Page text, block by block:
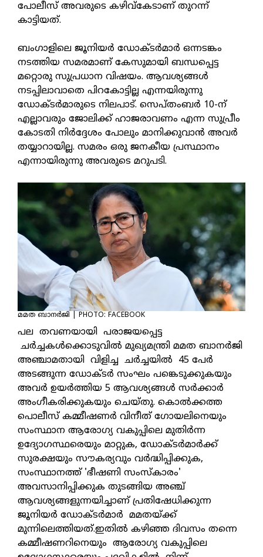
പോലീസ് അവരുടെ കഴിവ്‌കേടാണ് തുറന്ന്
കാട്ടിയത്.
ബംഗാളിലെ ജൂനിയര്‍ ഡോക്ടര്‍മാര്‍ ഒന്നടങ്കം
നടത്തിയ സമരമാണ് കേസുമായി ബന്ധപ്പെട്ട
മറ്റൊരു സുപ്രധാന വിഷയം. ആവശ്യങ്ങള്‍
നടപ്പിലാവാതെ പിറകോട്ടില്ല എന്നയിരുന്നു
ഡോക്ടര്‍മാരുടെ നിലപാട്. സെപ്തംബര്‍ 10-ന്
എല്ലാവരും ജോലിക്ക് ഹാജരാവണം എന്ന സുപ്രീം
കോടതി നിര്‍ദ്ദേശം പോലും മാനിക്കുവാന്‍ അവര്‍
തയ്യാറായില്ല. സമരം ഒരു ജനകീയ പ്രസ്ഥാനം
എന്നായിരുന്നു അവരുടെ മറുപടി.
മമത ബാനര്‍ജി | PHOTO: FACEBOOK
പല തവണയായി പരാജയപ്പെട്ട
ചര്‍ച്ചകള്‍ക്കൊടുവില്‍ മുഖ്യമന്ത്രി മമത ബാനര്‍ജി
അഞ്ചാമതായി വിളിച്ച ചര്‍ച്ചയില്‍ 45 പേര്‍
അടങ്ങുന്ന ഡോക്ടര്‍ സംഘം പങ്കെടുക്കുകയും
അവര്‍ ഉയര്‍ത്തിയ 5 ആവശ്യങ്ങള്‍ സര്‍ക്കാര്‍
അംഗീകരിക്കുകയും ചെയ്തു. കൊല്‍ക്കത്ത
പൊലീസ് കമ്മീഷണര്‍ വിനീത് ഗോയലിനെയും
സംസ്ഥാന ആരോഗ്യ വകുപ്പിലെ മുതിര്‍ന്ന
ഉദ്യോഗസ്ഥരെയും മാറ്റുക, ഡോക്ടര്‍മാര്‍ക്ക്
സുരക്ഷയും സൗകര്യവും വര്‍ദ്ധിപ്പിക്കുക,
സംസ്ഥാനത്ത് 'ഭീഷണി സംസ്‌കാരം'
അവസാനിപ്പിക്കുക തുടങ്ങിയ അഞ്ച്
ആവശ്യങ്ങളുന്നയിച്ചാണ് പ്രതിഷേധിക്കുന്ന
ജൂനിയര്‍ ഡോക്ടര്‍മാര്‍ മമതയ്ക്ക്
മുന്നിലെത്തിയത്.ഇതില്‍ കഴിഞ്ഞ ദിവസം തന്നെ
കമ്മീഷണറിനെയും ആരോഗ്യ വകുപ്പിലെ